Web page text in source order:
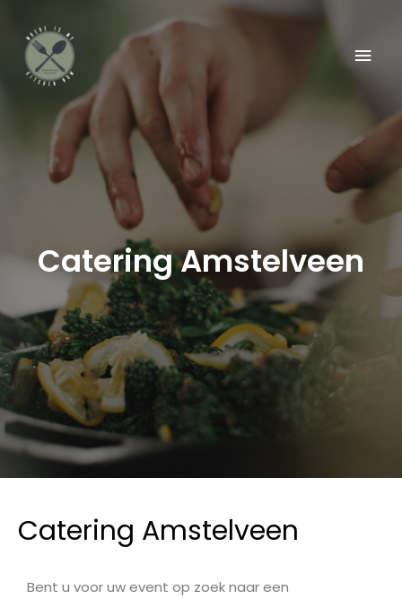
Catering Amstelveen
Catering Amstelveen
Bent u voor uw event op zoek naar een